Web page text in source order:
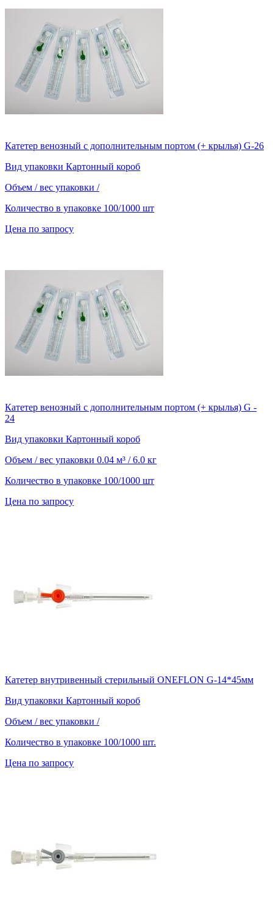
Катетер венозный с дополнительным портом (+ крылья) G-26
Вид упаковки Картонный короб
Объем / вес упаковки /
Количество в упаковке 100/1000 шт
Цена по запросу
Катетер венозный с дополнительным портом (+ крылья) G -
24
Вид упаковки Картонный короб
Объем / вес упаковки 0.04 м³ / 6.0 кг
Количество в упаковке 100/1000 шт
Цена по запросу
Катетер внутривенный стерильный ONEFLON G-14*45мм
Вид упаковки Картонный короб
Объем / вес упаковки /
Количество в упаковке 100/1000 шт.
Цена по запросу